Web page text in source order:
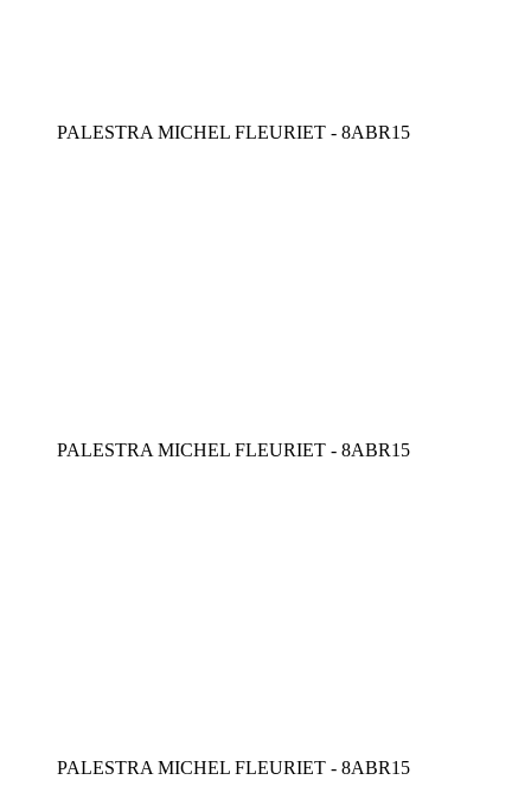
PALESTRA MICHEL FLEURIET - 8ABR15
PALESTRA MICHEL FLEURIET - 8ABR15
PALESTRA MICHEL FLEURIET - 8ABR15